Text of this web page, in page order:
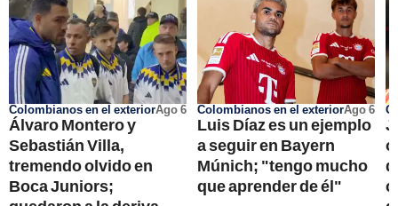
Colombianos en el exteriorAgo 6
Álvaro Montero y
Sebastián Villa,
tremendo olvido en
Boca Juniors;
Colombianos en el exteriorAgo 6
Luis Díaz es un ejemplo
a seguir en Bayern
Múnich; "tengo mucho
que aprender de él"